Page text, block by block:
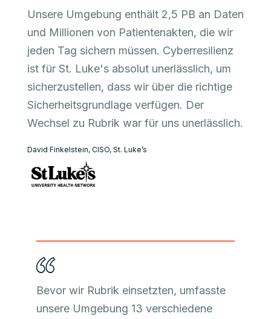
Unsere Umgebung enthält 2,5 PB an Daten
und Millionen von Patientenakten, die wir
jeden Tag sichern müssen. Cyberresilienz
ist für St. Luke's absolut unerlässlich, um
sicherzustellen, dass wir über die richtige
Sicherheitsgrundlage verfügen. Der
Wechsel zu Rubrik war für uns unerlässlich.
David Finkelstein, CISO, St. Luke’s
Bevor wir Rubrik einsetzten, umfasste
unsere Umgebung 13 verschiedene